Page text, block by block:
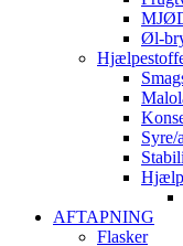
Øl-
Syre/
AFTAPNING
Flasker